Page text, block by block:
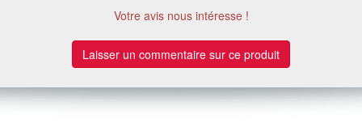
Votre avis nous intéresse !
Laisser un commentaire sur ce produit